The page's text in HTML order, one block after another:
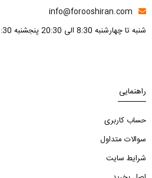
info@forooshiran.com
شنبه تا چهارشنبه 8:30 الی 20:30 پنجشنبه 8:30 الی 12:30
راهنمایی
حساب کاربری
سوالات متداول
شرایط سایت